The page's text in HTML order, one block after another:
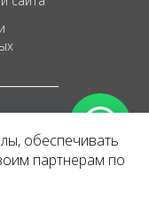
обеспечивать
партнерам по